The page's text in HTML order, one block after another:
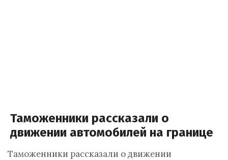
Таможенники рассказали о
движении автомобилей на границе
Таможенники рассказали о движении